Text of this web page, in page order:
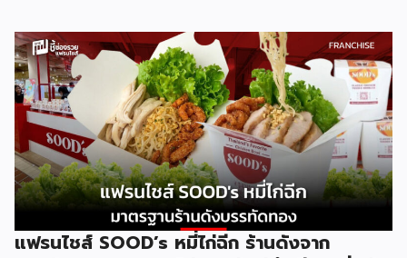
GMF คือการลงทุนที่ไม่สูง ไม่ต้องกังวลเรื่องการคิดสูตรอาหาร
เพราะทุกอย่างมีมาตรฐานจากฟาร์มเฮ้าส์รองรับอยู่แล้ว เหมาะกับ
ผู้ที่อยากมีธุรกิจของตัวเองแต่ไม่มีพื้นฐานด้านการทำอาหาร รู้จัก
Good Morning Farmhouse ก่อนตัดสินใจ Good Morning
Farmhouse เป็นโครงการแฟรนไชส์ภายใต้บริษัทฟาร์มเฮ้าส์ ที่
เปิดโอกาสให้ผู้สนใจมีธุรกิจเป็นของตัวเอง ประกอบการได้ในเวลา
สั้นๆ โดยผู้ร่วมค้าจะได้รับสิทธิ์พิเศษในการซื้อส่วนผสมแซนด์วิช
สูตรเฉพาะจากฟาร์มเฮ้าส์โดยตรง พร้อมการสนับสนุนด้าน
อุปกรณ์ วัตถุดิบ และการอบรมทักษะการทำแซนด์วิชอย่างถูกวิธี
ตามหลักสุขาภิบาลและอนามัย เมนูของแบรนด์มีให้เลือกถึง 8 ไส้
ได้แก่ แซนด์วิชโฮลวีตไส้แฮมหมูหยอง ไส้แฮม ไส้ปูอัด ไส้ไข่ดาว
แฟรนไชส์ SOOD’s หมี่ไก่ฉีก ร้านดังจาก